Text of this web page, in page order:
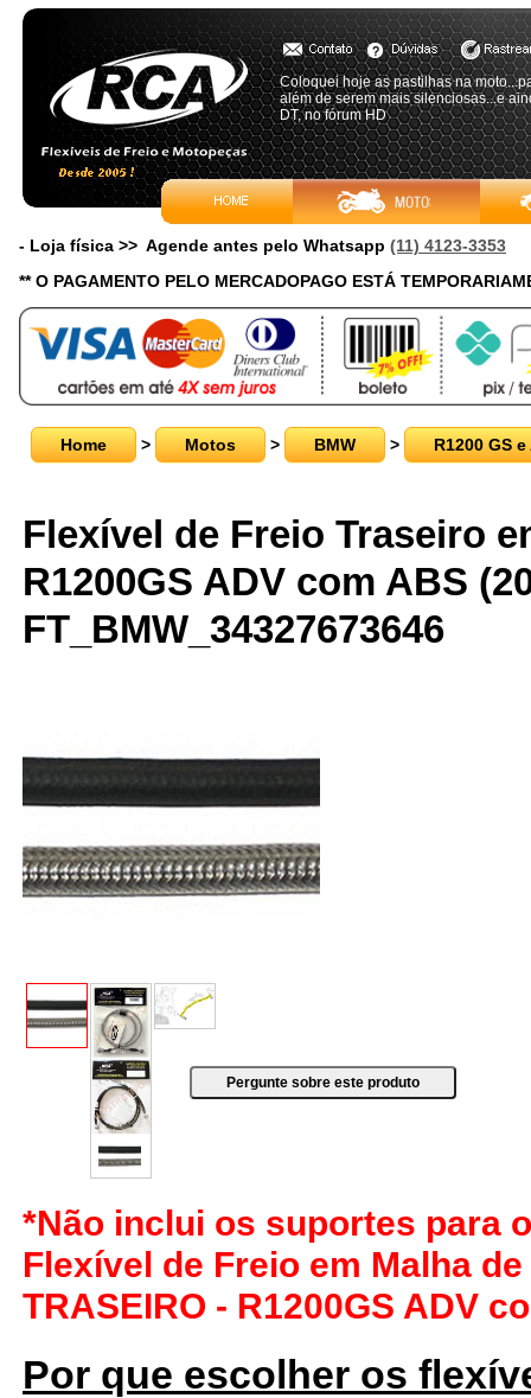
Coloquei hoje as pastilhas na
além de serem mais silenciosas...e
DT, no fórum HD
- Loja física >> Agende antes pelo Whatsapp (11) 4123-3353
** O PAGAMENTO PELO MERCADOPAGO ESTÁ
Home > Motos > BMW > R1200 GS
Flexível de Freio Traseiro
R1200GS ADV com ABS
FT_BMW_34327673646
*Não inclui os suportes para
Flexível de Freio em Malha
TRASEIRO - R1200GS ADV
Por que escolher os